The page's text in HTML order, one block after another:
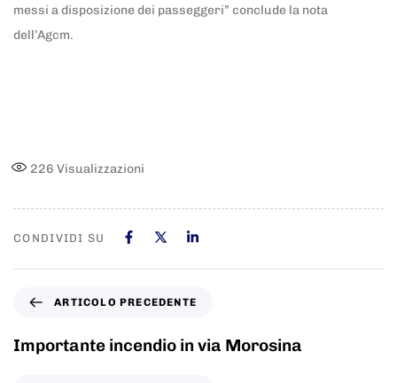
messi a disposizione dei passeggeri” conclude la nota
dell’Agcm.
226 Visualizzazioni
CONDIVIDI SU
ARTICOLO PRECEDENTE
Importante incendio in via Morosina